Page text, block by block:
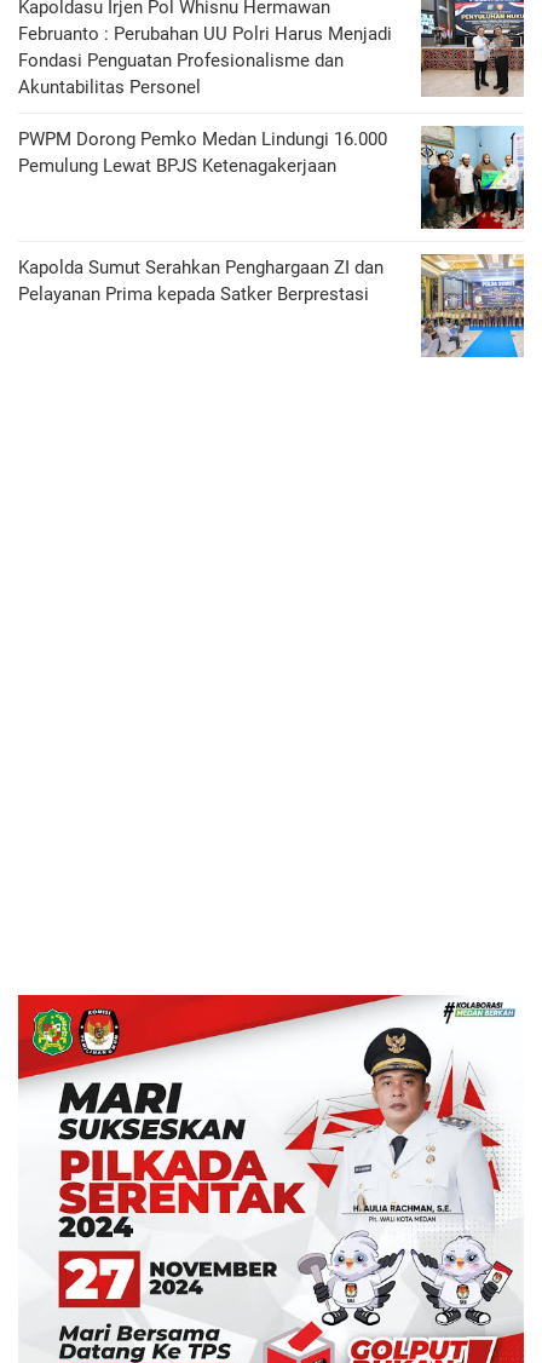
Kapoldasu Irjen Pol Whisnu Hermawan
Februanto : Perubahan UU Polri Harus Menjadi
Fondasi Penguatan Profesionalisme dan
Akuntabilitas Personel
PWPM Dorong Pemko Medan Lindungi 16.000
Pemulung Lewat BPJS Ketenagakerjaan
Kapolda Sumut Serahkan Penghargaan ZI dan
Pelayanan Prima kepada Satker Berprestasi